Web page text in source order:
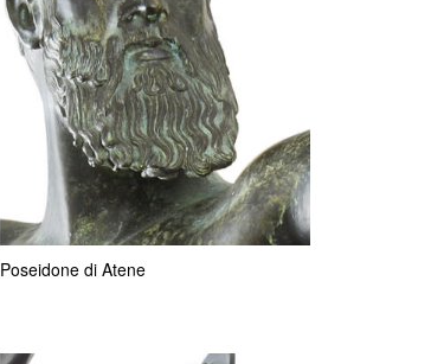
Poseidone di Atene